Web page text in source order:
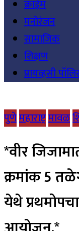
क्राईम
मनोरंजन
सामाजिक
शिक्षण
प्रायव्हसी
पुणेमहाराष्ट्रमावळ
*वीर
क्रमांक 5
येथे